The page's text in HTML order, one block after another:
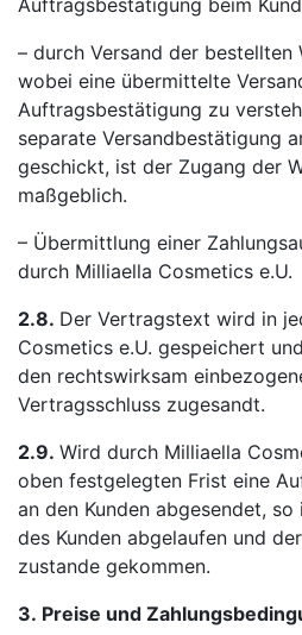
Auftragsbestätigung beim
– durch Versand der bestellten
wobei eine übermittelte
Auftragsbestätigung zu
separate Versandbestätigung
geschickt, ist der Zugang der
maßgeblich.
– Übermittlung einer
durch Milliaella Cosmetics e.U.
2.8. Der Vertragstext wird in
Cosmetics e.U. gespeichert
den rechtswirksam
Vertragsschluss zugesandt.
2.9. Wird durch Milliaella
oben festgelegten Frist eine
an den Kunden abgesendet,
des Kunden abgelaufen und
zustande gekommen.
3. Preise und